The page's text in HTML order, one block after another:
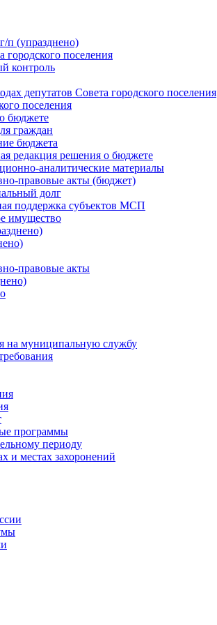
п (упразднено)
городского поселения
контроль
депутатов Совета городского поселения
поселения
бюджете
граждан
бюджета
редакция решения о бюджете
аналитические материалы
правовые акты (бюджет)
долг
поддержка субъектов МСП
имущество
правовые акты
на муниципальную службу
программы
периоду
и местах захоронений